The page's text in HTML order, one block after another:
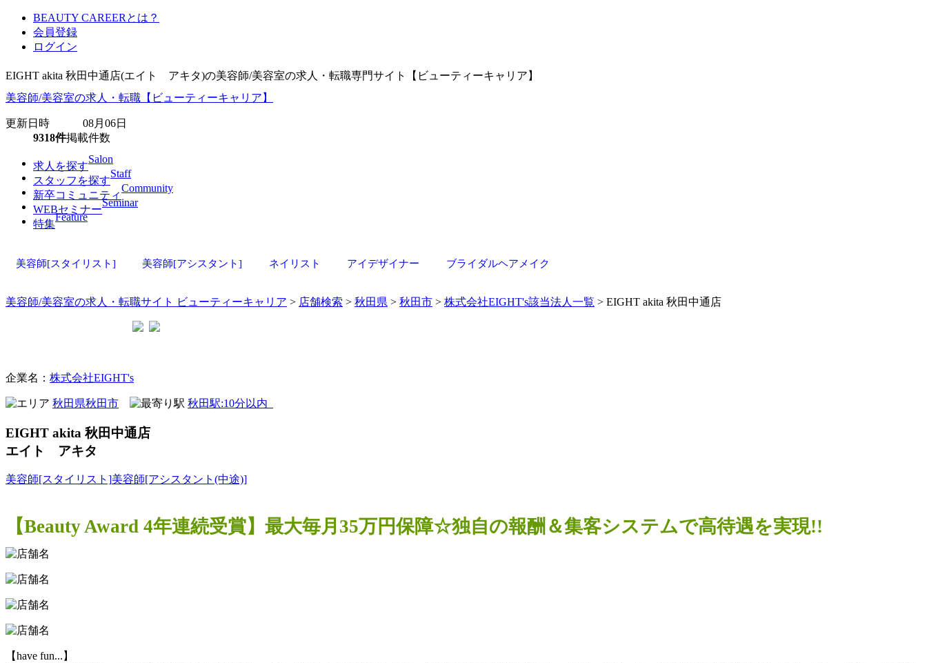
BEAUTY CAREERとは？
会員登録
ログイン
EIGHT akita 秋田中通店(エイト アキタ)の美容師/美容室の求人・転職専門サイト【ビューティーキャリア】
美容師/美容室の求人・転職【ビューティーキャリア】
更新日時 08月06日
9318件掲載件数
求人を探す
Salon
スタッフを探す
Staff
新卒コミュニティ
Community
WEBセミナー
Seminar
特集
Feature
美容師[スタイリスト] 美容師[アシスタント] ネイリスト アイデザイナー ブライダルヘアメイク
美容師/美容室の求人・転職サイト ビューティーキャリア > 店舗検索 > 秋田県 > 秋田市 > 株式会社EIGHT's該当法人一覧 > EIGHT akita 秋田中通店
企業名： 株式会社EIGHT's
秋田県秋田市 秋田駅:10分以内
EIGHT akita 秋田中通店
エイト アキタ
美容師[スタイリスト]美容師[アシスタント(中途)]
【Beauty Award 4年連続受賞】最大毎月35万円保障☆独自の報酬＆集客システムで高待遇を実現!!
【have fun...】